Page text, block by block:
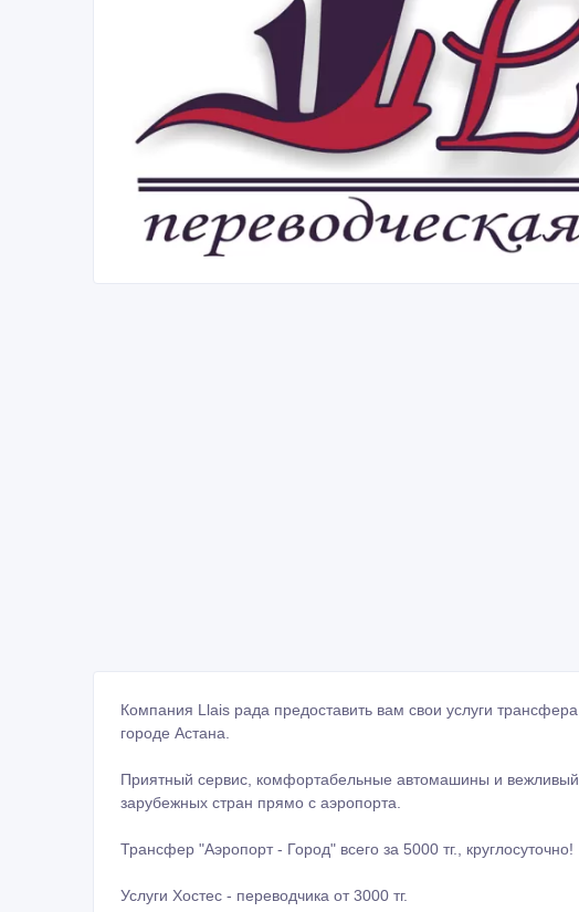
Компания Llais рада предоставить вам свои услуги
городе Астана.
Приятный сервис, комфортабельные автомашины и вежливый
зарубежных стран прямо с аэропорта.
Трансфер "Аэропорт - Город" всего за 5000 тг., круглосуточно!
Услуги Хостес - переводчика от 3000 тг.